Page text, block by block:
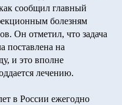
сообщил главный
болезням
Он отметил, что задача
поставлена на
и это вполне
лечению.
в России ежегодно